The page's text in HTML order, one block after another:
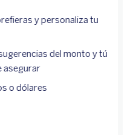
y personaliza tu
del monto y tú
asegurar
o dólares